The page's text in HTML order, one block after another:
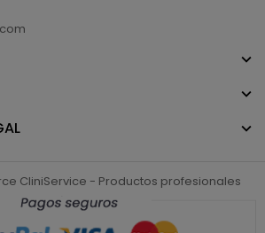
CliniService - Productos profesionales